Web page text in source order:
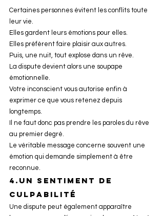
Certaines personnes évitent les conflits toute
leur vie.
Elles gardent leurs émotions pour elles.
Elles préfèrent faire plaisir aux autres.
Puis, une nuit, tout explose dans un rêve.
La dispute devient alors une soupape
émotionnelle.
Votre inconscient vous autorise enfin à
exprimer ce que vous retenez depuis
longtemps.
Il ne faut donc pas prendre les paroles du rêve
au premier degré.
Le véritable message concerne souvent une
émotion qui demande simplement à être
reconnue.
4.un sentiment de
culpabilité
Une dispute peut également apparaître